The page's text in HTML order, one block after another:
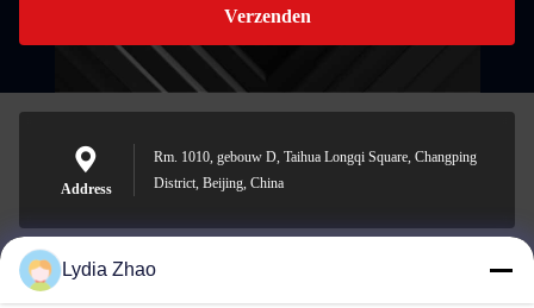
Verzenden
Address
Rm. 1010, gebouw D, Taihua Longqi Square, Changping
District, Beijing, China
Lydia Zhao